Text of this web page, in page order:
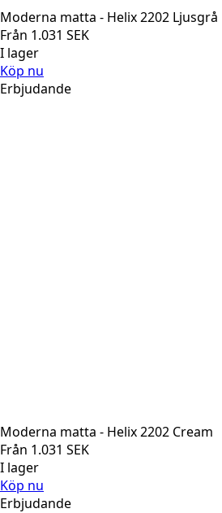
Moderna matta - Helix 2202 Ljusgrå
Från 1.031 SEK
I lager
Köp nu
Erbjudande
Moderna matta - Helix 2202 Cream
Från 1.031 SEK
I lager
Köp nu
Erbjudande